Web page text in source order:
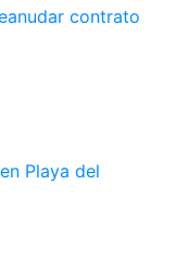
contrato
Playa del